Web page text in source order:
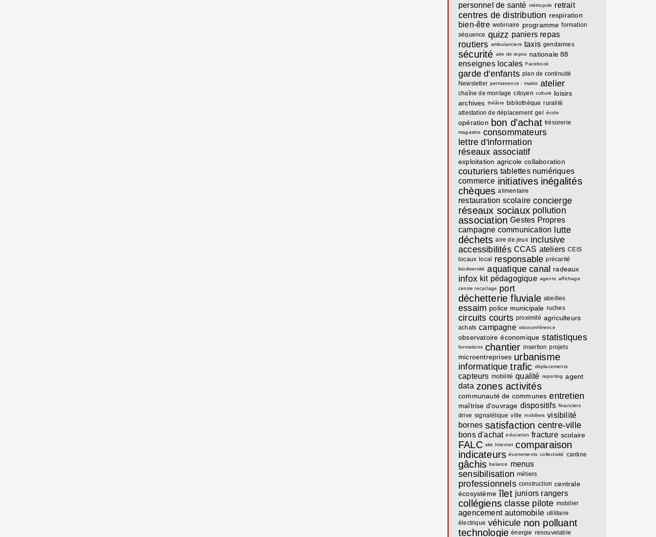
personnel de santé métropole retrait
centres de distribution respiration
bien-être webinaire programme formation
séquence quizz paniers repas
routiers ambulanciers taxis gendarmes
sécurité aire de repos nationale 88
enseignes locales Facebook
garde d'enfants plan de continuité
Newsletter permanence : mairie atelier
chaîne de montage citoyen culture
loisirs
archives théâtre bibliothèque ruralité
attestation de déplacement gel école
opération bon d'achat trésorerie
magasins consommateurs
lettre d'information
réseaux associatif
exploitation agricole collaboration
couturiers tablettes numériques
commerce initiatives inégalités
chèques alimentaire
restauration scolaire concierge
réseaux sociaux pollution
association Gestes Propres
campagne communication
lutte
déchets aire de jeux inclusive
accessibilités CCAS ateliers CEIS
locaux local responsable précarité
biodiversité aquatique canal radeaux
infox kit pédagogique agents affichage
centre recyclage
port
déchetterie fluviale abeilles
essaim police municipale ruches
circuits courts proximité agriculteurs
achats campagne visioconférence
observatoire économique statistiques
formations chantier insertion projets
microentreprises urbanisme
informatique trafic déplacements
capteurs mobilité qualité reporting agent
data zones activités
communauté de communes entretien
maîtrise d'ouvrage dispositifs financiers
drive signalétique ville mobiliers visibilité
bornes satisfaction centre-ville
bons d'achat education fracture scolaire
FALC site Internet comparaison
indicateurs évenements collectivité cantine
gâchis balance menus
sensibilisation métiers
professionnels construction centrale
écosystème îlet juniors rangers
collégiens classe pilote mobilier
agencement automobile utilitaire
électrique véhicule non polluant
technologie énergie renouvelable